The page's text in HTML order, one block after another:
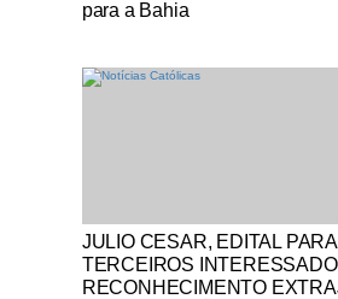
para a Bahia
Notícias Católicas
JULIO CESAR, EDITAL PARA
TERCEIROS
RECONHECIMENTO